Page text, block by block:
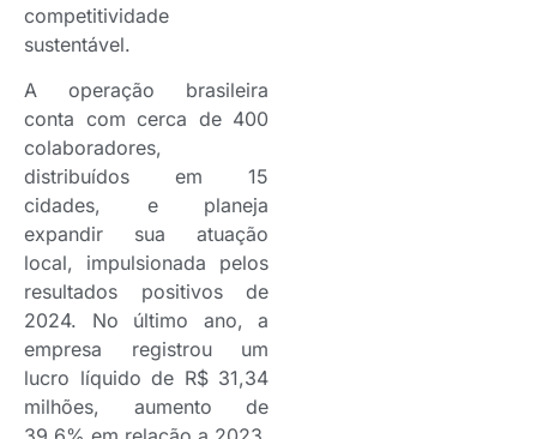
competitividade
sustentável.
A operação brasileira
conta com cerca de 400
colaboradores,
distribuídos em 15
cidades, e planeja
expandir sua atuação
local, impulsionada pelos
resultados positivos de
2024. No último ano, a
empresa registrou um
lucro líquido de R$ 31,34
milhões, aumento de